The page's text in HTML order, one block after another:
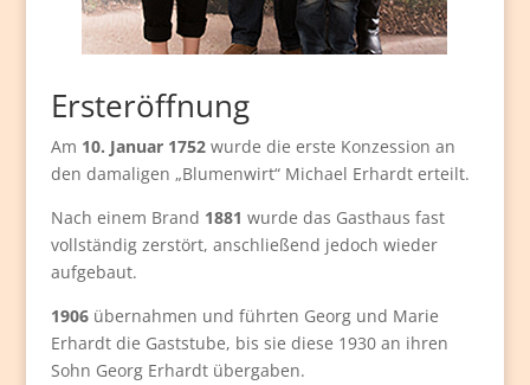
Ersteröffnung
Am 10. Januar 1752wurde die erste Konzession an
den damaligen „Blumenwirt“ Michael Erhardt erteilt.
Nach einem Brand 1881 wurde das Gasthaus fast
vollständig zerstört, anschließend jedoch wieder
aufgebaut.
1906übernahmen und führten Georg und Marie
Erhardt die Gaststube, bis sie diese 1930 an ihren
Sohn Georg Erhardt übergaben.